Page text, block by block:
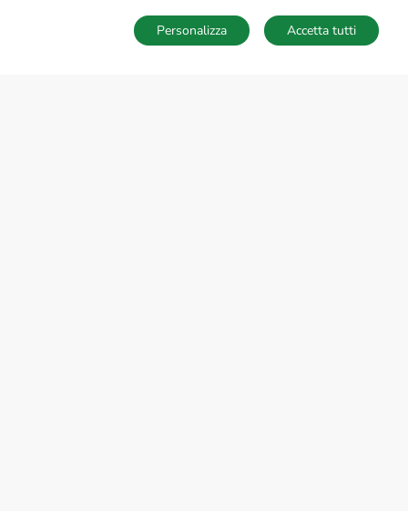
SALVA RICERCA
Accetta tutti
Personalizza